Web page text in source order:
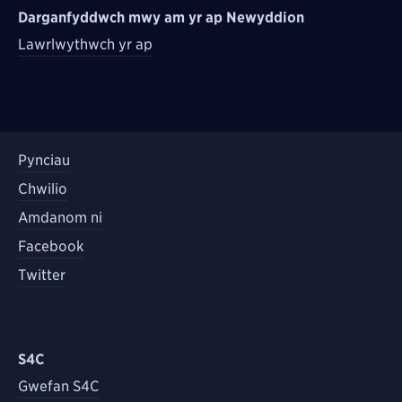
Darganfyddwch mwy am yr ap Newyddion
Lawrlwythwch yr ap
Pynciau
Chwilio
Amdanom ni
Facebook
Twitter
S4C
Gwefan S4C